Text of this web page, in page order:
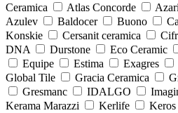
Ceramica
Atlas Concorde
Azulev
Baldocer Buono
Konskie
Cersanit ceramica
DNA
Durstone Eco Ceramic
Equipe
Estima Exagres
Global Tile
Gracia Ceramica
Gresmanc
IDALGO
Kerama Marazzi
Kerlife Keros